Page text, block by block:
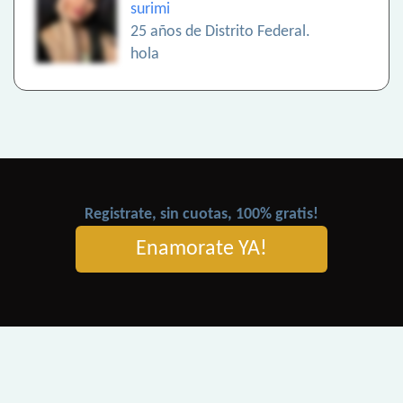
surimi
25 años de Distrito Federal.
hola
Registrate, sin cuotas, 100% gratis!
Enamorate YA!